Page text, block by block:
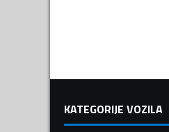
KATEGORIJE VOZILA